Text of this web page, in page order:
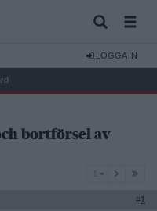
LOGGA IN
bortförsel av
#1